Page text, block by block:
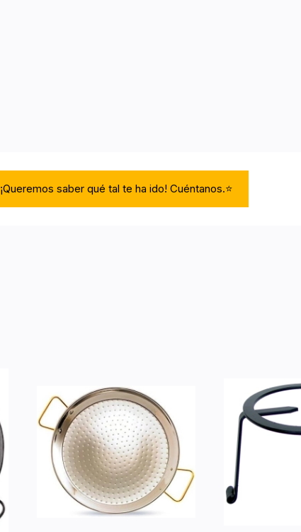
¡Queremos saber qué tal te ha ido! Cuéntanos.⭐